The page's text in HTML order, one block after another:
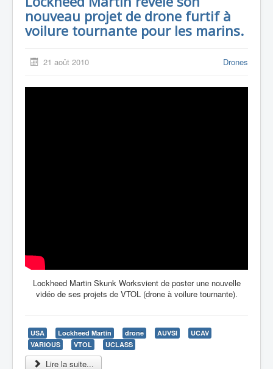
Aviation Militaire
Europespace
Drones
nouveau projet de drone furtif à
voilure tournante pour les marins.
21 août 2010 Drones
Lockheed Martin Skunk Worksvient de poster une nouvelle
vidéo de ses projets de VTOL (drone à voilure tournante).
USA Lockheed Martin drone AUVSI
UCAV
VARIOUS
VTOL UCLASS
Lire la suite...